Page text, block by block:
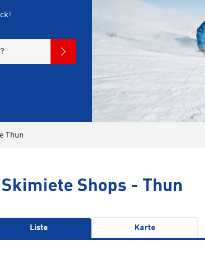
Thun
Skimiete Shops - Thun
Liste Karte